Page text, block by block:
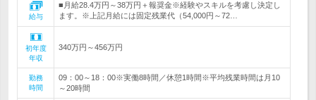
給与
■月給28.4万円～38万円＋報奨金※経験やスキルを考慮し決定し
ます。※上記月給には固定残業代（54,000円～72…
初年度
年収
340万円～456万円
勤務
時間
09：00～18：00※実働8時間／休憩1時間※平均残業時間は月10
～20時間